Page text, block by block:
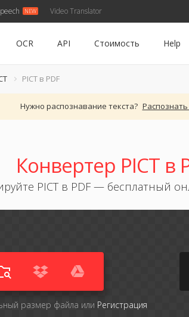
Video Translator
OCR API Стоимость Help
PICT в PDF
Нужно распознавание текста? Распознать
Конвертер PICT в
PICT в PDF — бесплатный
размер файла или Регистрация